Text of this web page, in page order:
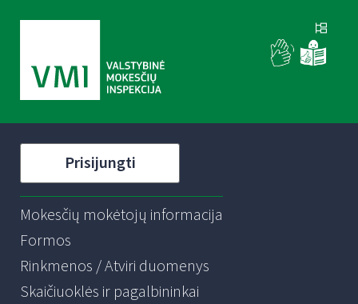
Prisijungti
Mokesčių mokėtojų informacija
Formos
Rinkmenos / Atviri duomenys
Skaičiuoklės ir pagalbininkai